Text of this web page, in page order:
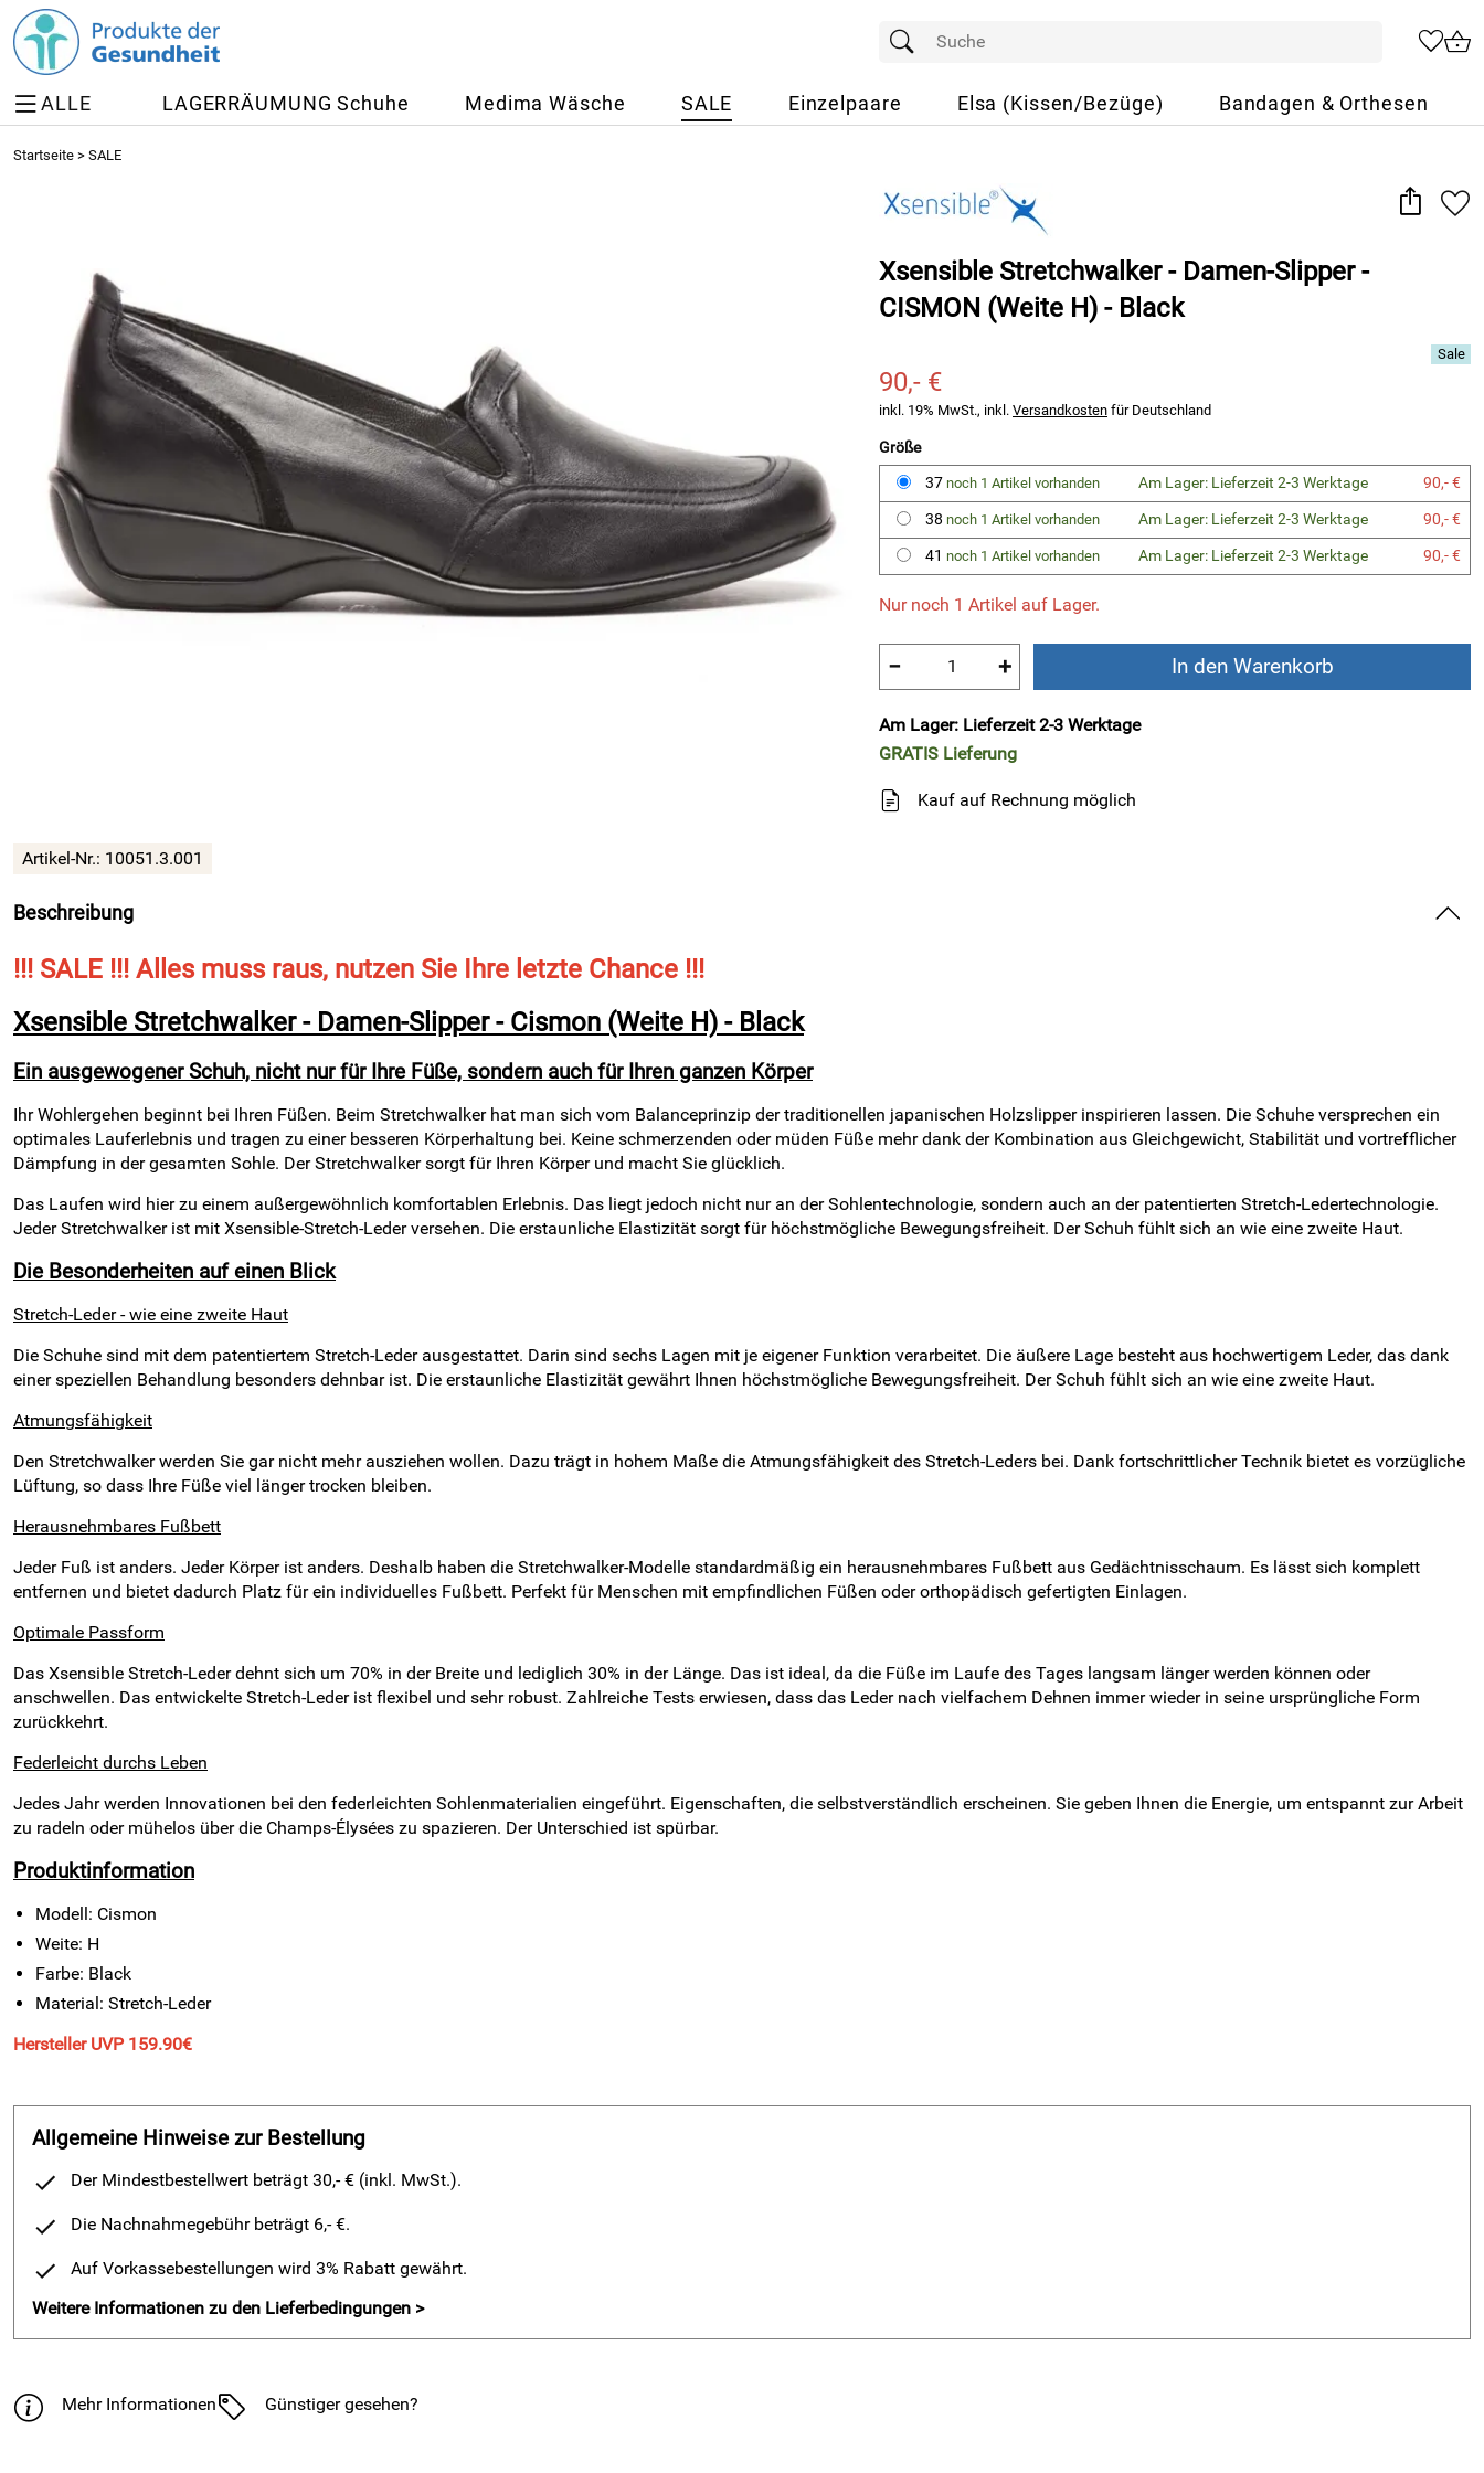
ALLE LAGERRÄUMUNG Schuhe Medima Wäsche SALE Einzelpaare Elsa (Kissen/Bezüge) Bandagen & Orthesen
Startseite > SALE
Xsensible Stretchwalker - Damen-Slipper -
CISMON (Weite H) - Black
90,- €
inkl. 19% MwSt., inkl. Versandkosten für Deutschland
Größe
37 noch 1 Artikel vorhanden Am Lager: Lieferzeit 2-3 Werktage
90,- €
38 noch 1 Artikel vorhanden Am Lager: Lieferzeit 2-3 Werktage
90,- €
41 noch 1 Artikel vorhanden Am Lager: Lieferzeit 2-3 Werktage 90,- €
Nur noch 1 Artikel auf Lager.
− + In den Warenkorb
Am Lager: Lieferzeit 2-3 Werktage
GRATIS Lieferung
Kauf auf Rechnung möglich
Artikel-Nr.: 10051.3.001
Beschreibung
!!! SALE !!! Alles muss raus, nutzen Sie Ihre letzte Chance !!!
Xsensible Stretchwalker - Damen-Slipper - Cismon (Weite H) - Black
Ein ausgewogener Schuh, nicht nur für Ihre Füße, sondern auch für Ihren ganzen Körper
Ihr Wohlergehen beginnt bei Ihren Füßen. Beim Stretchwalker hat man sich vom Balanceprinzip der traditionellen japanischen Holzslipper inspirieren lassen. Die Schuhe versprechen ein
optimales Lauferlebnis und tragen zu einer besseren Körperhaltung bei. Keine schmerzenden oder müden Füße mehr dank der Kombination aus Gleichgewicht, Stabilität und vortrefflicher
Dämpfung in der gesamten Sohle. Der Stretchwalker sorgt für Ihren Körper und macht Sie glücklich.
Das Laufen wird hier zu einem außergewöhnlich komfortablen Erlebnis. Das liegt jedoch nicht nur an der Sohlentechnologie, sondern auch an der patentierten Stretch-Ledertechnologie.
Jeder Stretchwalker ist mit Xsensible-Stretch-Leder versehen. Die erstaunliche Elastizität sorgt für höchstmögliche Bewegungsfreiheit. Der Schuh fühlt sich an wie eine zweite Haut.
Die Besonderheiten auf einen Blick
Stretch-Leder - wie eine zweite Haut
Die Schuhe sind mit dem patentiertem Stretch-Leder ausgestattet. Darin sind sechs Lagen mit je eigener Funktion verarbeitet. Die äußere Lage besteht aus hochwertigem Leder, das dank
einer speziellen Behandlung besonders dehnbar ist. Die erstaunliche Elastizität gewährt Ihnen höchstmögliche Bewegungsfreiheit. Der Schuh fühlt sich an wie eine zweite Haut.
Atmungsfähigkeit
Den Stretchwalker werden Sie gar nicht mehr ausziehen wollen. Dazu trägt in hohem Maße die Atmungsfähigkeit des Stretch-Leders bei. Dank fortschrittlicher Technik bietet es vorzügliche
Lüftung, so dass Ihre Füße viel länger trocken bleiben.
Herausnehmbares Fußbett
Jeder Fuß ist anders. Jeder Körper ist anders. Deshalb haben die Stretchwalker-Modelle standardmäßig ein herausnehmbares Fußbett aus Gedächtnisschaum. Es lässt sich komplett
entfernen und bietet dadurch Platz für ein individuelles Fußbett. Perfekt für Menschen mit empfindlichen Füßen oder orthopädisch gefertigten Einlagen.
Optimale Passform
Das Xsensible Stretch-Leder dehnt sich um 70% in der Breite und lediglich 30% in der Länge. Das ist ideal, da die Füße im Laufe des Tages langsam länger werden können oder
anschwellen. Das entwickelte Stretch-Leder ist flexibel und sehr robust. Zahlreiche Tests erwiesen, dass das Leder nach vielfachem Dehnen immer wieder in seine ursprüngliche Form
zurückkehrt.
Federleicht durchs Leben
Jedes Jahr werden Innovationen bei den federleichten Sohlenmaterialien eingeführt. Eigenschaften, die selbstverständlich erscheinen. Sie geben Ihnen die Energie, um entspannt zur Arbeit
zu radeln oder mühelos über die Champs-Élysées zu spazieren. Der Unterschied ist spürbar.
Produktinformation
Modell: Cismon
Weite: H
Farbe: Black
Material: Stretch-Leder
Hersteller UVP 159.90€
Allgemeine Hinweise zur Bestellung
Der Mindestbestellwert beträgt 30,- € (inkl. MwSt.).
Die Nachnahmegebühr beträgt 6,- €.
Auf Vorkassebestellungen wird 3% Rabatt gewährt.
Weitere Informationen zu den Lieferbedingungen >
Mehr Informationen Günstiger gesehen?